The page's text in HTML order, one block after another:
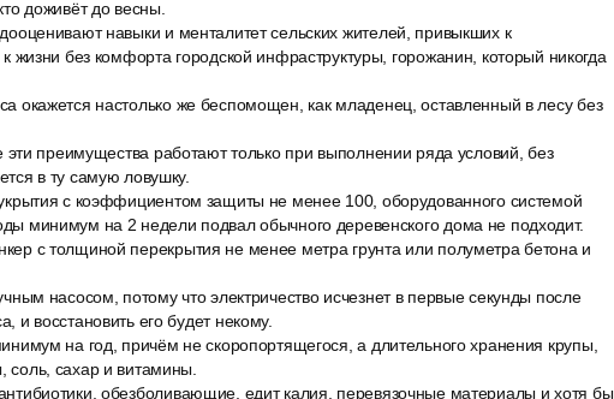
доживёт до весны.
навыки и менталитет сельских жителей, привыкших к
жизни без комфорта городской инфраструктуры, горожанин, который никогда
окажется настолько же беспомощен, как младенец, оставленный в лесу без
эти преимущества работают только при выполнении ряда условий, без
в ту самую ловушку.
с коэффициентом защиты не менее 100, оборудованного системой
минимум на 2 недели подвал обычного деревенского дома не подходит.
с толщиной перекрытия не менее метра грунта или полуметра бетона и
насосом, потому что электричество исчезнет в первые секунды после
и восстановить его будет некому.
на год, причём не скоропортящегося, а длительного хранения крупы,
соль, сахар и витамины.
обезболивающие, едит калия, перевязочные материалы и хотя бы